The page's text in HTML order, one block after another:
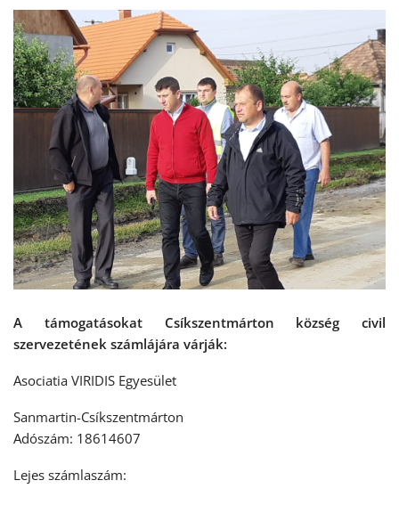
A támogatásokat Csíkszentmárton község civil
szervezetének számlájára várják:
Asociatia VIRIDIS Egyesület
Sanmartin-Csíkszentmárton
Adószám: 18614607
Lejes számlaszám: